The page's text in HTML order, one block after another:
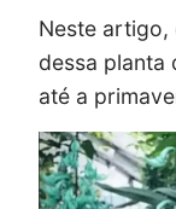
Neste
dessa planta
até a